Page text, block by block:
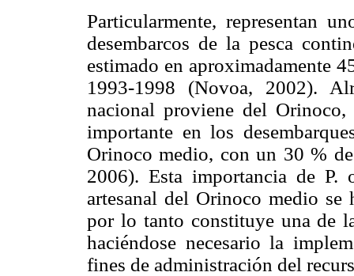
Particularmente, representan
desembarcos de la pesca
estimado en aproximadamente
1993-1998 (Novoa, 2002).
nacional proviene del Orinoco,
importante en los
Orinoco medio, con un 30 %
2006). Esta importancia de P.
artesanal del Orinoco medio
por lo tanto constituye una de
haciéndose necesario la
fines de administración del